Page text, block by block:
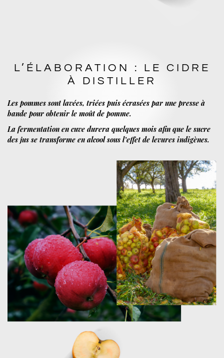
L’ÉLABORATION : LE CIDRE
À DISTILLER
Les pommes sont lavées, triées puis écrasées par une presse à
bande pour obtenir le moût de pomme.
La fermentation en cuve durera quelques mois afin que le sucre
des jus se transforme en alcool sous l’effet de levures indigènes.